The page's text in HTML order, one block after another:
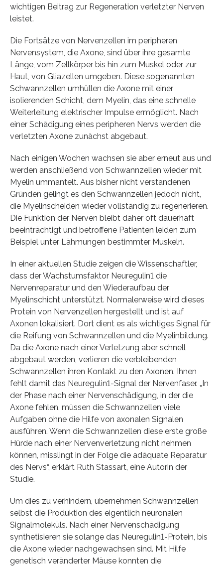
wichtigen Beitrag zur Regeneration verletzter Nerven
leistet.
Die Fortsätze von Nervenzellen im peripheren
Nervensystem, die Axone, sind über ihre gesamte
Länge, vom Zellkörper bis hin zum Muskel oder zur
Haut, von Gliazellen umgeben. Diese sogenannten
Schwannzellen umhüllen die Axone mit einer
isolierenden Schicht, dem Myelin, das eine schnelle
Weiterleitung elektrischer Impulse ermöglicht. Nach
einer Schädigung eines peripheren Nervs werden die
verletzten Axone zunächst abgebaut.
Nach einigen Wochen wachsen sie aber erneut aus und
werden anschließend von Schwannzellen wieder mit
Myelin ummantelt. Aus bisher nicht verstandenen
Gründen gelingt es den Schwannzellen jedoch nicht,
die Myelinscheiden wieder vollständig zu regenerieren.
Die Funktion der Nerven bleibt daher oft dauerhaft
beeinträchtigt und betroffene Patienten leiden zum
Beispiel unter Lähmungen bestimmter Muskeln.
In einer aktuellen Studie zeigen die Wissenschaftler,
dass der Wachstumsfaktor Neuregulin1 die
Nervenreparatur und den Wiederaufbau der
Myelinschicht unterstützt. Normalerweise wird dieses
Protein von Nervenzellen hergestellt und ist auf
Axonen lokalisiert. Dort dient es als wichtiges Signal für
die Reifung von Schwannzellen und die Myelinbildung.
Da die Axone nach einer Verletzung aber schnell
abgebaut werden, verlieren die verbleibenden
Schwannzellen ihren Kontakt zu den Axonen. Ihnen
fehlt damit das Neuregulin1-Signal der Nervenfaser. „In
der Phase nach einer Nervenschädigung, in der die
Axone fehlen, müssen die Schwannzellen viele
Aufgaben ohne die Hilfe von axonalen Signalen
ausführen. Wenn die Schwannzellen diese erste große
Hürde nach einer Nervenverletzung nicht nehmen
können, misslingt in der Folge die adäquate Reparatur
des Nervs“, erklärt Ruth Stassart, eine Autorin der
Studie.
Um dies zu verhindern, übernehmen Schwannzellen
selbst die Produktion des eigentlich neuronalen
Signalmoleküls. Nach einer Nervenschädigung
synthetisieren sie solange das Neuregulin1-Protein, bis
die Axone wieder nachgewachsen sind. Mit Hilfe
genetisch veränderter Mäuse konnten die